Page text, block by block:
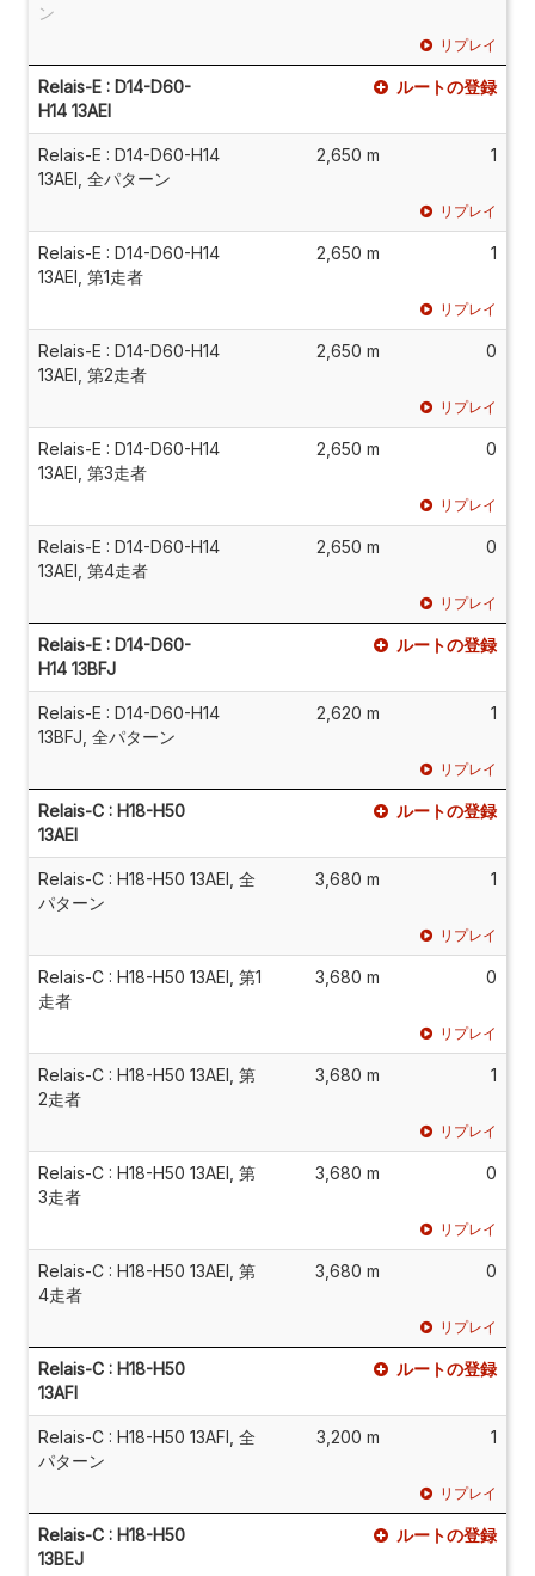
ン
リプレイ
Relais-E : D14-D60-
H14 13AEI
ルートの登録
Relais-E : D14-D60-H14
13AEI, 全パターン
2,650 m 1
リプレイ
Relais-E : D14-D60-H14
13AEI, 第1走者
2,650 m 1
リプレイ
Relais-E : D14-D60-H14
13AEI, 第2走者
2,650 m 0
リプレイ
Relais-E : D14-D60-H14
13AEI, 第3走者
2,650 m 0
リプレイ
Relais-E : D14-D60-H14
13AEI, 第4走者
2,650 m 0
リプレイ
Relais-E : D14-D60-
H14 13BFJ
ルートの登録
Relais-E : D14-D60-H14
13BFJ, 全パターン
2,620 m 1
リプレイ
Relais-C : H18-H50
13AEI
ルートの登録
Relais-C : H18-H50 13AEI, 全
パターン
3,680 m 1
リプレイ
Relais-C : H18-H50 13AEI, 第1
走者
3,680 m 0
リプレイ
Relais-C : H18-H50 13AEI, 第
2走者
3,680 m 1
リプレイ
Relais-C : H18-H50 13AEI, 第
3走者
3,680 m 0
リプレイ
Relais-C : H18-H50 13AEI, 第
4走者
3,680 m 0
リプレイ
Relais-C : H18-H50
13AFI
ルートの登録
Relais-C : H18-H50 13AFI, 全
パターン
3,200 m 1
リプレイ
Relais-C : H18-H50
13BEJ
ルートの登録